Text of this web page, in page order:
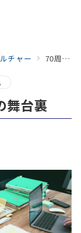
チャー 70周年記念Webサイト制作の舞台裏
舞台裏